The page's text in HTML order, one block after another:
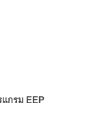
กรม EEP